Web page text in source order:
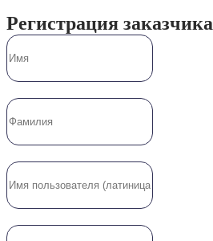
Регистрация заказчика